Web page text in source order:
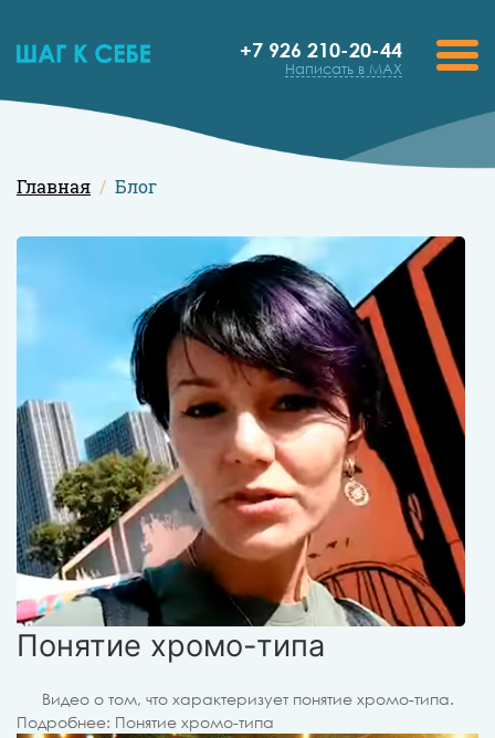
+7 926 210-20-44
Написать в MAX
Главная Блог
Понятие хромо-типа
Видео о том, что характеризует понятие хромо-типа.
Подробнее: Понятие хромо-типа